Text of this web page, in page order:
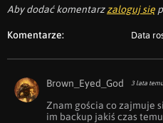
Aby dodać komentarzzaloguj się
Komentarze: Data
Brown_Eyed_God 3 lata temu
Znam gościa co zajmuje
im backup jakiś czas